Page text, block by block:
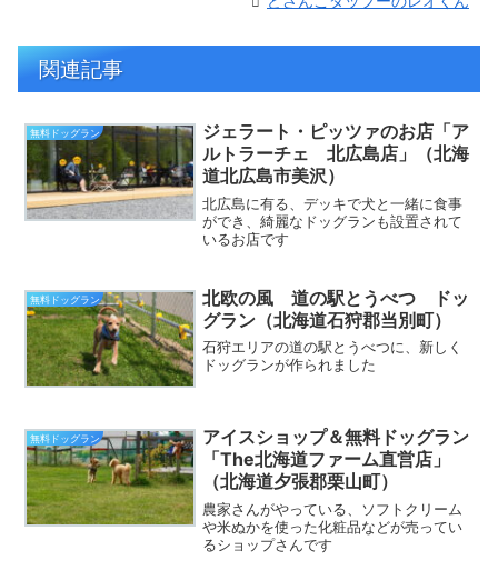
関連記事
無料ドッグラン
ジェラート・ピッツァのお店「ア
ルトラーチェ 北広島店」（北海
道北広島市美沢）
北広島に有る、デッキで犬と一緒に食事
ができ、綺麗なドッグランも設置されて
いるお店です
無料ドッグラン
北欧の風 道の駅とうべつ ドッ
グラン（北海道石狩郡当別町）
石狩エリアの道の駅とうべつに、新しく
ドッグランが作られました
無料ドッグラン
アイスショップ＆無料ドッグラン
「The北海道ファーム直営店」
（北海道夕張郡栗山町）
農家さんがやっている、ソフトクリーム
や米ぬかを使った化粧品などが売ってい
るショップさんです